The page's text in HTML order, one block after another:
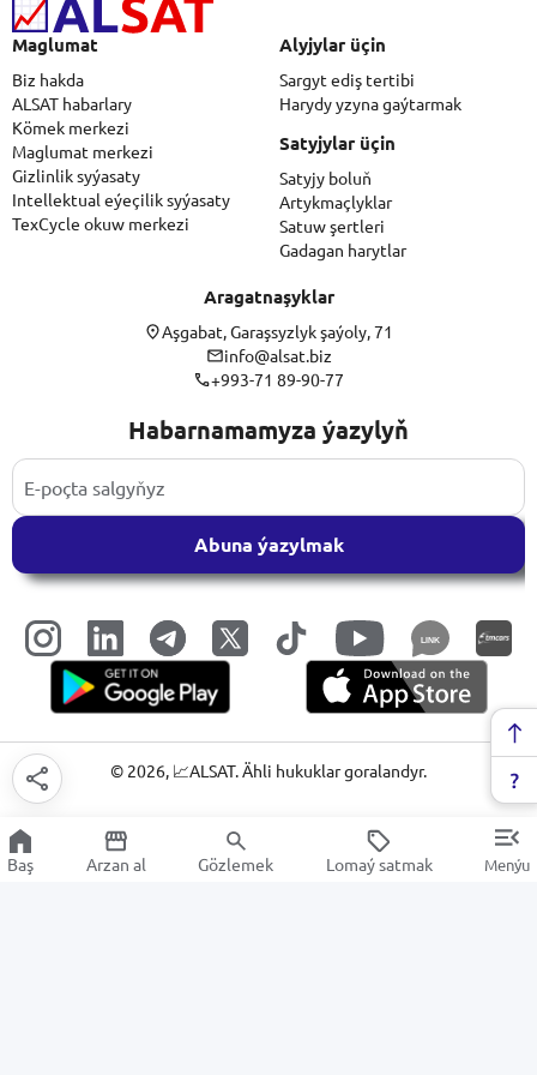
Maglumat
Biz hakda
ALSAT habarlary
Kömek merkezi
Maglumat merkezi
Gizlinlik syýasaty
Intellektual eýeçilik syýasaty
TexCycle okuw merkezi
Alyjylar üçin
Sargyt ediş tertibi
Harydy yzyna gaýtarmak
Satyjylar üçin
Satyjy boluň
Artykmaçlyklar
Satuw şertleri
Gadagan harytlar
Aragatnaşyklar
Aşgabat, Garaşsyzlyk şaýoly, 71
info@alsat.biz
+993-71 89-90-77
Habarnamamyza ýazylyň
Abuna ýazylmak
LINK
© 2026, 📈ALSAT. Ähli hukuklar goralandyr.
Baş Arzan al Gözlemek Lomaý satmak Menýu